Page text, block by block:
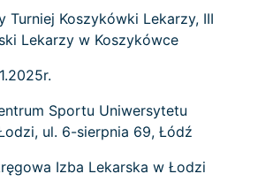
Turniej Koszykówki Lekarzy, III
Lekarzy w Koszykówce
Sportu Uniwersytetu
ul. 6-sierpnia 69, Łódź
Izba Lekarska w Łodzi